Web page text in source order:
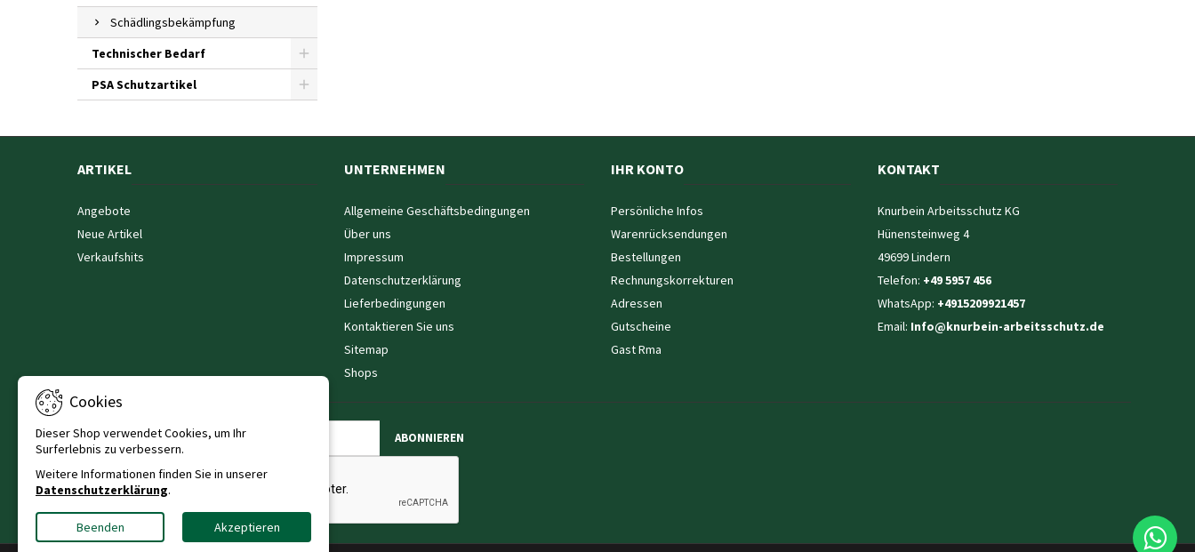
Schädlingsbekämpfung
Technischer Bedarf
PSA Schutzartikel
ARTIKEL
Angebote
Neue Artikel
Verkaufshits
UNTERNEHMEN
Allgemeine Geschäftsbedingungen
Über uns
Impressum
Datenschutzerklärung
Lieferbedingungen
Kontaktieren Sie uns
Sitemap
Shops
IHR KONTO
Persönliche Infos
Warenrücksendungen
Bestellungen
Rechnungskorrekturen
Adressen
Gutscheine
Gast Rma
KONTAKT
Knurbein Arbeitsschutz KG
Hünensteinweg 4
49699 Lindern
Telefon: +49 5957 456
WhatsApp: +4915209921457
Email: Info@knurbein-arbeitsschutz.de
Cookies
Dieser Shop verwendet Cookies, um Ihr
Surferlebnis zu verbessern.
Weitere Informationen finden Sie in unserer
Datenschutzerklärung.
Beenden Akzeptieren
NEWSLETTER